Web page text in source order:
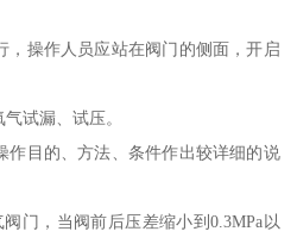
，操作人员应站在阀门的侧面，开启
试漏、试压。
作目的、方法、条件作出较详细的说
门，当阀前后压差缩小到0.3MPa以